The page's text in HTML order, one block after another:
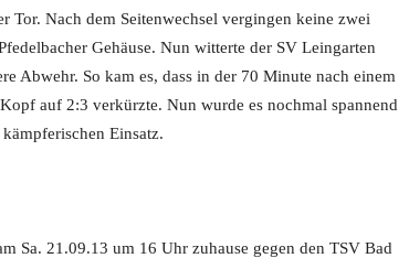
Tor. Nach dem Seitenwechsel vergingen keine zwei
Gehäuse. Nun witterte der SV Leingarten
Abwehr. So kam es, dass in der 70 Minute nach einem
auf 2:3 verkürzte. Nun wurde es nochmal spannend
Einsatz.
Sa. 21.09.13 um 16 Uhr zuhause gegen den TSV Bad